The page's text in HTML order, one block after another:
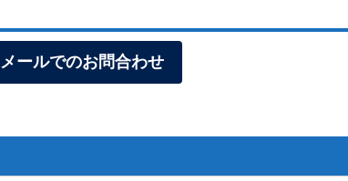
メールでのお問合わせ